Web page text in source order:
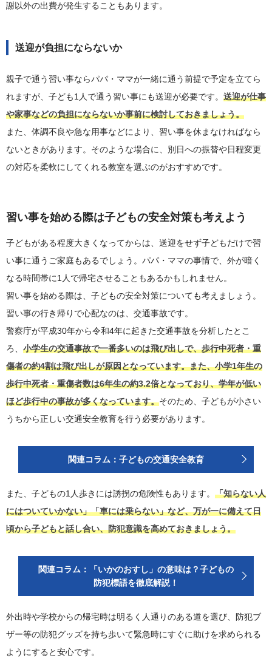
謝以外の出費が発生することもあります。
送迎が負担にならないか
親子で通う習い事ならパパ・ママが一緒に通う前提で予定を立てら
れますが、子ども1人で通う習い事にも送迎が必要です。 送迎が仕事
や家事などの負担にならないか事前に検討しておきましょう。
また、体調不良や急な用事などにより、習い事を休まなければなら
ないときがあります。そのような場合に、別日への振替や日程変更
の対応を柔軟にしてくれる教室を選ぶのがおすすめです。
習い事を始める際は子どもの安全対策も考えよう
子どもがある程度大きくなってからは、送迎をせず子どもだけで習
い事に通うご家庭もあるでしょう。パパ・ママの事情で、外が暗く
なる時間帯に1人で帰宅させることもあるかもしれません。
習い事を始める際は、子どもの安全対策についても考えましょう。
習い事の行き帰りで心配なのは、交通事故です。
警察庁が平成30年から令和4年に起きた交通事故を分析したとこ
ろ、 小学生の交通事故で一番多いのは飛び出しで、歩行中死者・重
傷者の約4割は飛び出しが原因となっています。また、小学1年生の
歩行中死者・重傷者数は6年生の約3.2倍となっており、学年が低い
ほど歩行中の事故が多くなっています。そのため、子どもが小さい
うちから正しい交通安全教育を行う必要があります。
関連コラム：子どもの交通安全教育
また、子どもの1人歩きには誘拐の危険性もあります。 「知らない人
にはついていかない」「車には乗らない」など、万が一に備えて日
頃から子どもと話し合い、防犯意識を高めておきましょう。
関連コラム：「いかのおすし」の意味は？子どもの
防犯標語を徹底解説！
外出時や学校からの帰宅時は明るく人通りのある道を選び、防犯ブ
ザー等の防犯グッズを持ち歩いて緊急時にすぐに助けを求められる
ようにすると安心です。